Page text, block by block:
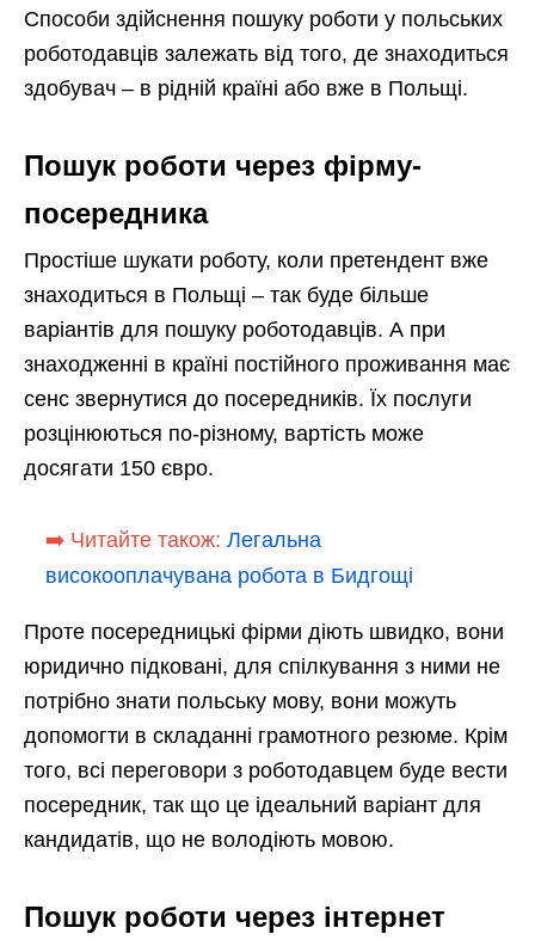
Способи здійснення пошуку роботи у польських
роботодавців залежать від того, де знаходиться
здобувач – в рідній країні або вже в Польщі.
Пошук роботи через фірму-
посередника
Простіше шукати роботу, коли претендент вже
знаходиться в Польщі – так буде більше
варіантів для пошуку роботодавців. А при
знаходженні в країні постійного проживання має
сенс звернутися до посередників. Їх послуги
розцінюються по-різному, вартість може
досягати 150 євро.
➡️ Читайте також: Легальна
високооплачувана робота в Бидгощі
Проте посередницькі фірми діють швидко, вони
юридично підковані, для спілкування з ними не
потрібно знати польську мову, вони можуть
допомогти в складанні грамотного резюме. Крім
того, всі переговори з роботодавцем буде вести
посередник, так що це ідеальний варіант для
кандидатів, що не володіють мовою.
Пошук роботи через інтернет